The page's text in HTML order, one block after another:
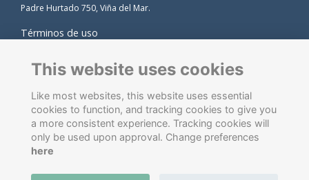
Padre Hurtado 750, Viña del Mar.
Términos de uso
Cookies
Contacto
This website uses cookies
Like most websites, this website uses essential
cookies to function, and tracking cookies to give you
a more consistent experience. Tracking cookies will
only be used upon approval. Change preferences
here